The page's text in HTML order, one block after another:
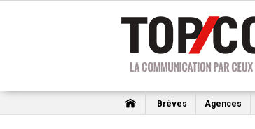
Brèves Agences